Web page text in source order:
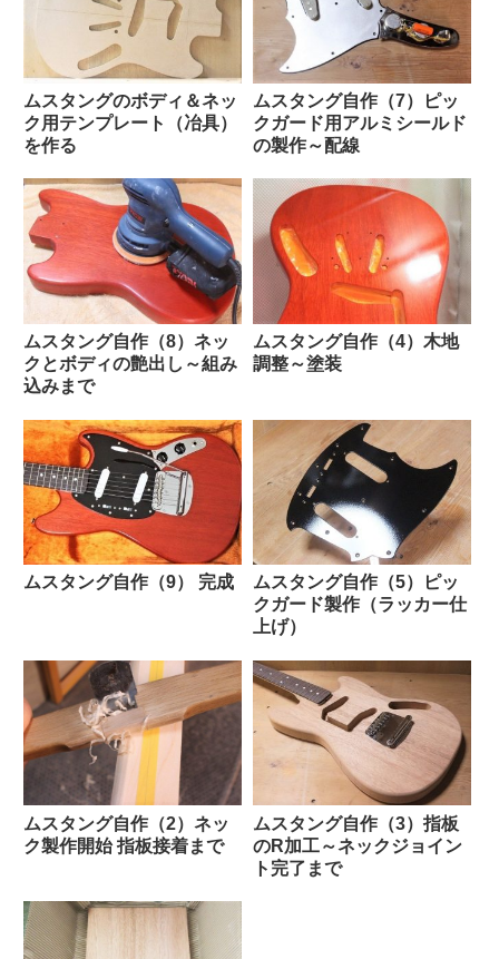
ムスタングのボディ＆ネッ
ク用テンプレート（冶具）
を作る
ムスタング自作（7）ピッ
クガード用アルミシールド
の製作～配線
ムスタング自作（8）ネッ
クとボディの艶出し～組み
込みまで
ムスタング自作（4）木地
調整～塗装
ムスタング自作（9） 完成
ムスタング自作（5）ピッ
クガード製作（ラッカー仕
上げ）
ムスタング自作（2）ネッ
ク製作開始 指板接着まで
ムスタング自作（3）指板
のR加工～ネックジョイン
ト完了まで